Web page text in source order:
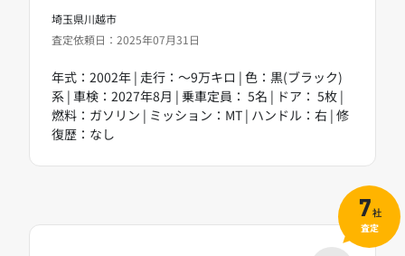
埼玉県川越市
査定依頼日：2025年07月31日
年式：2002年 | 走行：～9万キロ | 色：黒(ブラック)
系 | 車検：2027年8月 | 乗車定員： 5名 | ドア： 5枚 |
燃料：ガソリン | ミッション：MT | ハンドル：右 | 修
復歴：なし
7社
査定